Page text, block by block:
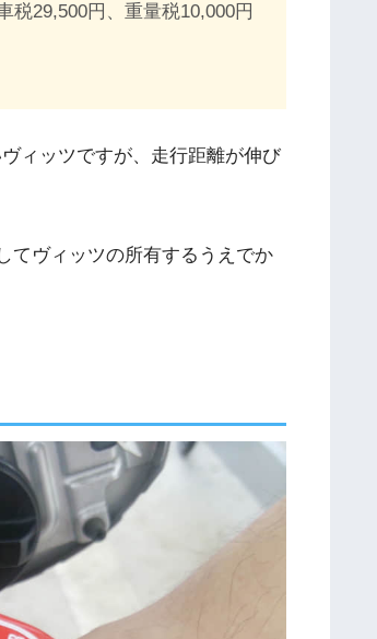
税29,500円、重量税10,000円
ィッツですが、走行距離が伸び
てヴィッツの所有するうえでか